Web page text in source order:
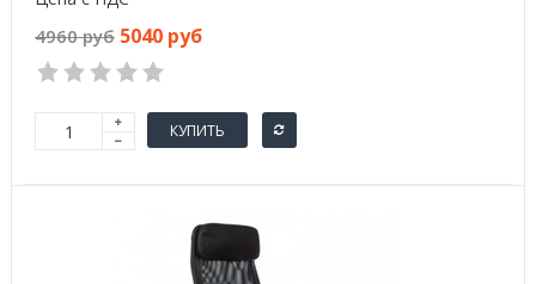
4960 руб 5040 руб
КУПИТЬ